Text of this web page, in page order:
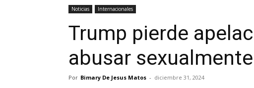
Noticias Internacionales
Trump pierde
abusar sexualmente
Por Bimary De Jesus Matos - diciembre 31, 2024